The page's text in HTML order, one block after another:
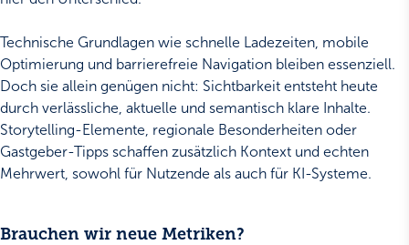
Technische Grundlagen wie schnelle Ladezeiten, mobile
Optimierung und barrierefreie Navigation bleiben essenziell.
Doch sie allein genügen nicht: Sichtbarkeit entsteht heute
durch verlässliche, aktuelle und semantisch klare Inhalte.
Storytelling-Elemente, regionale Besonderheiten oder
Gastgeber-Tipps schaffen zusätzlich Kontext und echten
Mehrwert, sowohl für Nutzende als auch für KI-Systeme.
Brauchen wir neue Metriken?